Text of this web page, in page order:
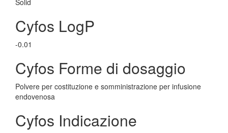
Solid
Cyfos LogP
-0.01
Cyfos Forme di dosaggio
Polvere per costituzione e somministrazione per infusione
endovenosa
Cyfos Indicazione